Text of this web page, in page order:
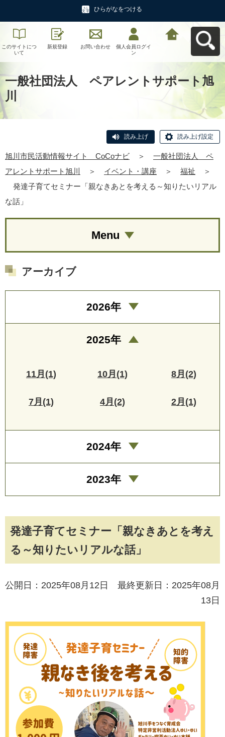
ひらがなをつける
このサイトにつ
いて
新規登録 お問い合わせ
個人会員ログイ
ン
一般社団法人 ペアレントサポート旭
川
読み上げ 読み上げ設定
旭川市民活動情報サイト CoCoナビ ＞
一般社団法人 ペ
アレントサポート旭川
＞ イベント・講座 ＞ 福祉
＞
発達子育てセミナー「親なきあとを考える～知りたいリアル
な話」
発達子育てセミナー「親なきあとを考え
る～知りたいリアルな話」
公開日：2025年08月12日 最終更新日：2025年08月
13日
Menu
アーカイブ
2026年
2025年
11月(1) 10月(1) 8月(2)
7月(1) 4月(2) 2月(1)
2024年
2023年